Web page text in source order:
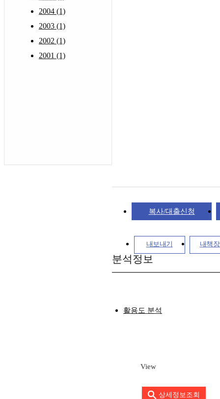
2004 (1)
2003 (1)
2002 (1)
2001 (1)
복사/대출신청
내보내기 내책
분석정보
활용도 분석
View
상세정보조회